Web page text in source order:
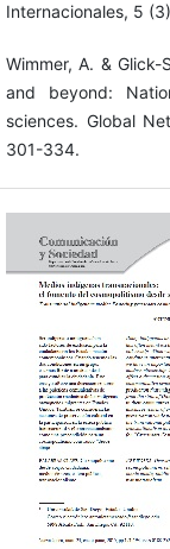
Internacionales, 5
Wimmer, A. &
and beyond:
sciences. Global
301-334.